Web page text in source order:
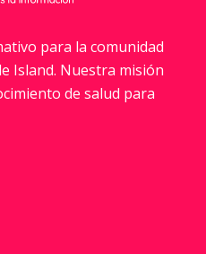
para la comunidad
Island. Nuestra misión
de salud para